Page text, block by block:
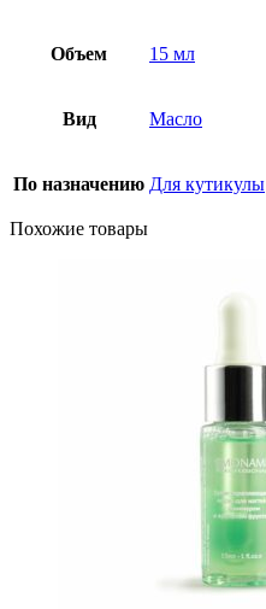
Объем 15 мл
Вид Масло
По назначению Для кутикулы
Похожие товары